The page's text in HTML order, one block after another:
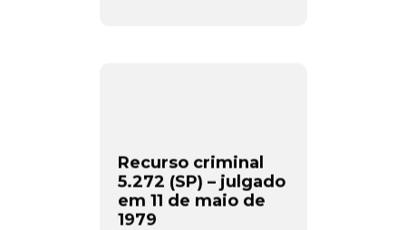
Recurso criminal
5.272 (SP) – julgado
em 11 de maio de
1979